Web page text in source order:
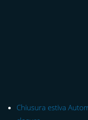
Chiusura estiva